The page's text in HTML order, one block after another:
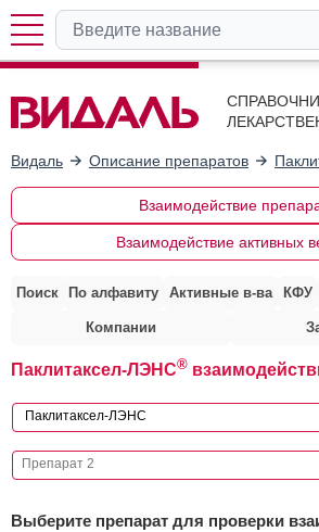
Видаль Описание препаратов
Взаимодействие
Взаимодействие активных
Поиск По алфавиту Активные в-ва КФУ
Компании
Паклитаксел-ЛЭНС®
Выберите препарат для проверки